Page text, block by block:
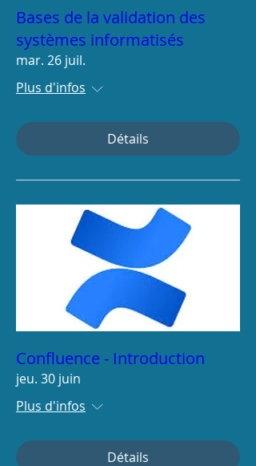
Bases de la validation des
systèmes informatisés
mar. 26 juil.
Plus d'infos
Détails
Confluence - Introduction
jeu. 30 juin
Plus d'infos
Détails